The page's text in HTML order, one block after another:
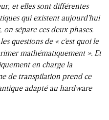
et elles sont différentes
qui existent aujourd’hui
on sépare ces deux phases.
questions de « c’est quoi le
mathématiquement ». Et
en charge la
de transpilation prend ce
adapté au hardware